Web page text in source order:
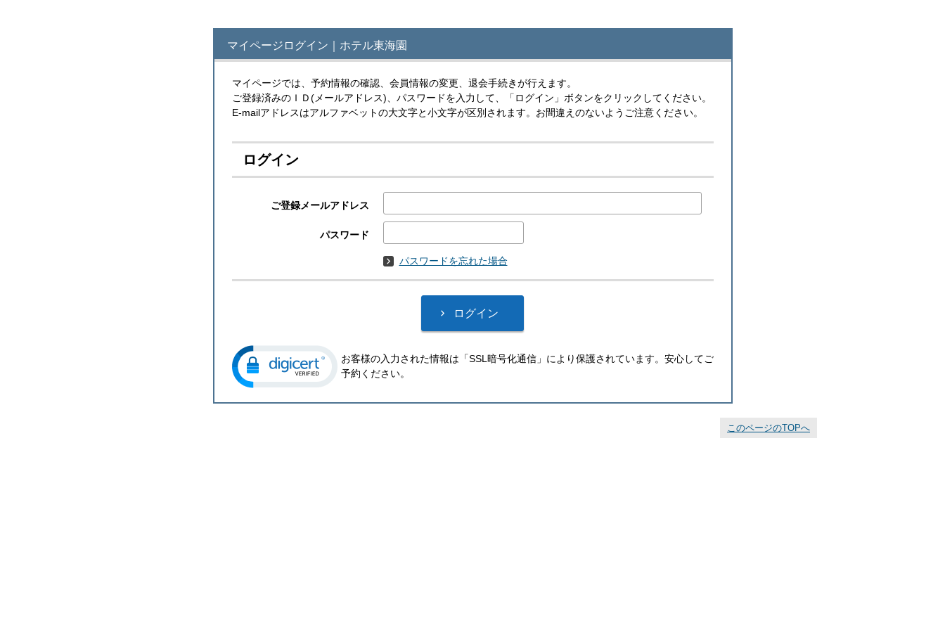
マイページログイン｜ホテル東海園
マイページでは、予約情報の確認、会員情報の変更、退会手続きが行えます。
ご登録済みのＩＤ(メールアドレス)、パスワードを入力して、「ログイン」ボタンをクリックしてください。
E-mailアドレスはアルファベットの大文字と小文字が区別されます。お間違えのないようご注意ください。
ログイン
ご登録メールアドレス
パスワード
パスワードを忘れた場合
お客様の入力された情報は「SSL暗号化通信」により保護されています。安心してご
予約ください。
このページのTOPへ